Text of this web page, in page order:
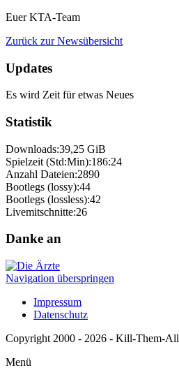
Euer KTA-Team
Zurück zur Newsübersicht
Updates
Es wird Zeit für etwas Neues
Statistik
Downloads:39,25 GiB
Spielzeit (Std:Min):186:24
Anzahl Dateien:2890
Bootlegs (lossy):44
Bootlegs (lossless):42
Livemitschnitte:26
Danke an
Navigation überspringen
Impressum
Datenschutz
Copyright 2000 - 2026 - Kill-Them-All
Menü